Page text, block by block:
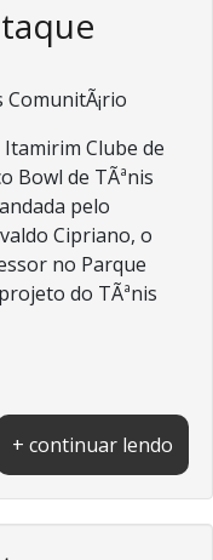
ComunitÃ¡rio
Clube de
Bowl de TÃªnis
pelo
Cipriano, o
no Parque
do TÃªnis
+ continuar lendo